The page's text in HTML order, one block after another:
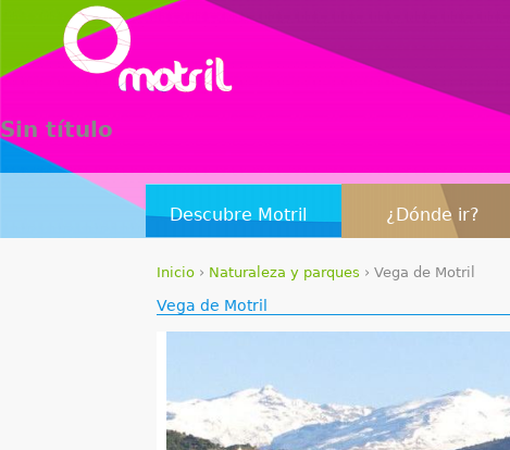
Sin título
Descubre Motril ¿Dónde ir?
S
n
Inicio › Naturaleza y parques ›Vega de Motril
Vega de Motril